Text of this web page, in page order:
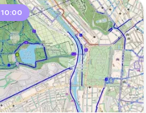
10:00